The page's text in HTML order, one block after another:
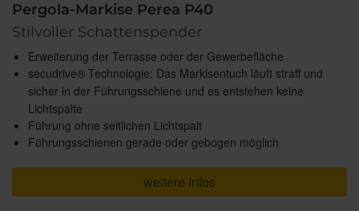
Pergola-Markise Perea P40
Stilvoller Schattenspender
Erweiterung der Terrasse oder der Gewerbefläche
secudrive® Technologie: Das Markisentuch läuft straff und
sicher in der Führungsschiene und es entstehen keine
Lichtspalte
Führung ohne seitlichen Lichtspalt
Führungsschienen gerade oder gebogen möglich
weitere Infos